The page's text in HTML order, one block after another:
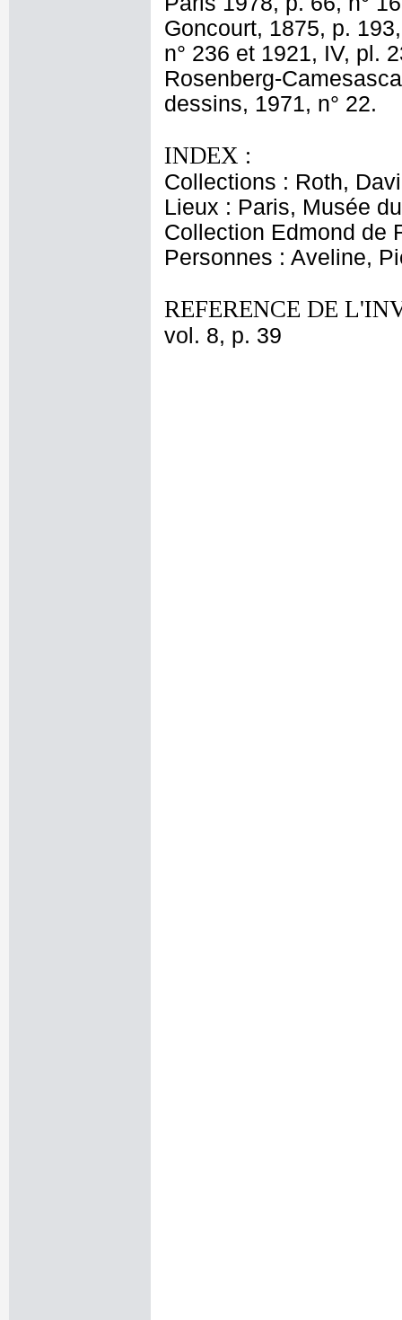
Goncourt, 1875, p.
n° 236 et 1921, IV, pl.
Rosenberg-
dessins, 1971, n° 22.
INDEX :
Collections : Roth,
Lieux : Paris, Musée
Collection Edmond de
Personnes : Aveline,
REFERENCE DE
vol. 8, p. 39